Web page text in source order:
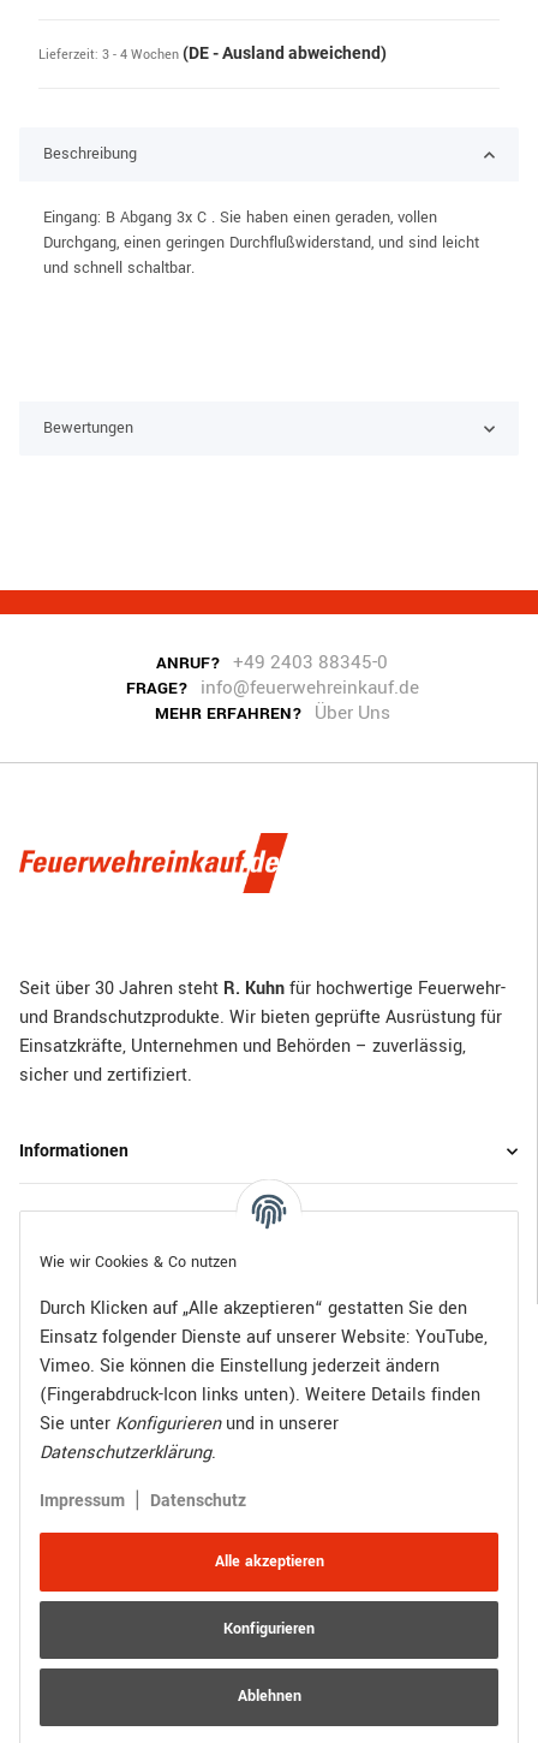
Alle akzeptieren
Konfigurieren
Ablehnen
Wie wir Cookies & Co nutzen
Durch Klicken auf „Alle akzeptieren“ gestatten Sie den
Einsatz folgender Dienste auf unserer Website: YouTube,
Vimeo. Sie können die Einstellung jederzeit ändern
(Fingerabdruck-Icon links unten). Weitere Details finden
Sie unter Konfigurierenund in unserer
Datenschutzerklärung.
Impressum Datenschutz
Lieferzeit: 3 - 4 Wochen (DE - Ausland abweichend)
Beschreibung
Eingang: B Abgang 3x C . Sie haben einen geraden, vollen
Durchgang, einen geringen Durchflußwiderstand, und sind leicht
und schnell schaltbar.
Bewertungen
ANRUF? +49 2403 88345-0
FRAGE? info@feuerwehreinkauf.de
MEHR ERFAHREN? Über Uns
Seit über 30 Jahren steht R. Kuhnfür hochwertige Feuerwehr-
und Brandschutzprodukte. Wir bieten geprüfte Ausrüstung für
Einsatzkräfte, Unternehmen und Behörden – zuverlässig,
sicher und zertifiziert.
Informationen
Gesetzliche Informationen
Bezahlen Sie bequem per:
Zugestellt durch:
Vertrag widerrufen
* Alle Preise inkl. gesetzlicher USt., zzgl.Versand
© R.Kuhn GmbH Besucherzähler: 4016294